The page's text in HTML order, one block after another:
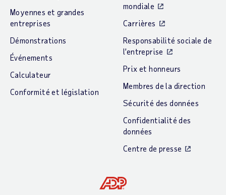
Moyennes et grandes
entreprises
Démonstrations
Événements
Calculateur
Conformité et législation
mondiale
Carrières
Responsabilité sociale de
l’entreprise
Prix et honneurs
Membres de la direction
Sécurité des données
Confidentialité des
données
Centre de presse